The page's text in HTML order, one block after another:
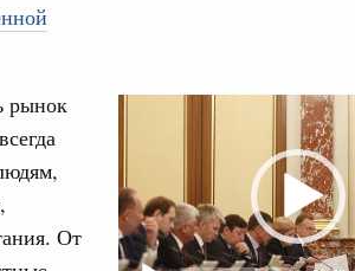
Video
Player
рынок
От
3
10
17